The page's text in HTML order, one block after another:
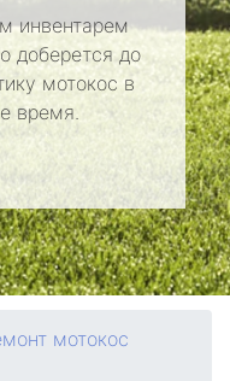
инвентарем
доберется до
мотокос в
время.
мотокос